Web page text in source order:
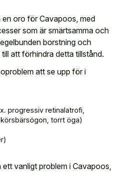
oro för Cavapoos, med
som är smärtsamma och
borstning och
att förhindra detta tillstånd.
att se upp för i
progressiv retinalatrofi,
torrt öga)
vanligt problem i Cavapoos,